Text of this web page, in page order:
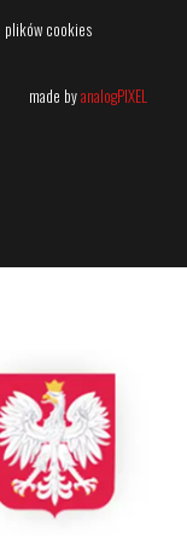
plików cookies
made byanalogPIXEL